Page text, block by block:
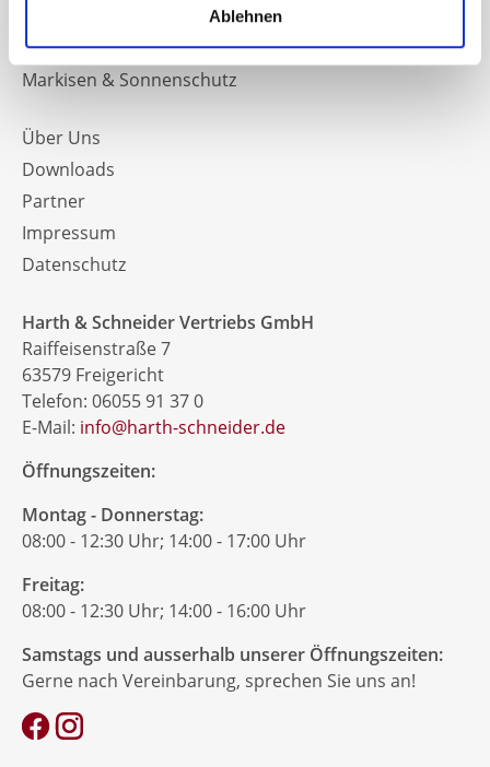
Ablehnen
Haustüren & Vordächer
Markisen & Sonnenschutz
Über Uns
Downloads
Partner
Impressum
Datenschutz
Harth & Schneider Vertriebs GmbH
Raiffeisenstraße 7
63579 Freigericht
Telefon: 06055 91 37 0
E-Mail: info@harth-schneider.de
Öffnungszeiten:
Montag - Donnerstag:
08:00 - 12:30 Uhr; 14:00 - 17:00 Uhr
Freitag:
08:00 - 12:30 Uhr; 14:00 - 16:00 Uhr
Samstags und ausserhalb unserer Öffnungszeiten:
Gerne nach Vereinbarung, sprechen Sie uns an!